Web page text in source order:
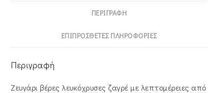
ΠΕΡΙΓΡΑΦΉ
ΕΠΙΠΡΌΣΘΕΤΕΣ ΠΛΗΡΟΦΟΡΊΕΣ
Περιγραφή
Ζευγάρι βέρες λευκόχρυσες ζαγρέ με λεπτομέρειες από